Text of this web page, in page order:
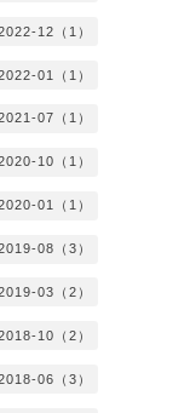
12（1）
01（1）
07（1）
10（1）
01（1）
08（3）
03（2）
10（2）
06（3）